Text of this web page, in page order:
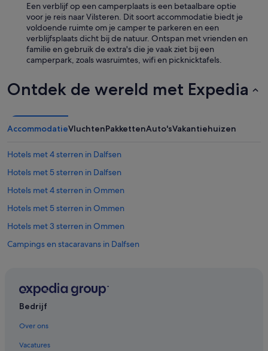
Een verblijf op een camperplaats is een betaalbare optie
voor je reis naar Vilsteren. Dit soort accommodatie biedt je
voldoende ruimte om je camper te parkeren en een
verblijfsplaats dicht bij de natuur. Ontspan met vrienden en
familie en gebruik de extra's die je vaak ziet bij een
camperpark, zoals wasruimtes, wifi en picknicktafels.
Ontdek de wereld met Expedia
AccommodatieVluchtenPakkettenAuto'sVakantiehuizen
Hotels met 4 sterren in Dalfsen
Hotels met 5 sterren in Dalfsen
Hotels met 4 sterren in Ommen
Hotels met 5 sterren in Ommen
Hotels met 3 sterren in Ommen
Campings en stacaravans in Dalfsen
Particuliere vakantiehuizen in Gemeente Dalfsen
Bedrijf
Over ons
Vacatures